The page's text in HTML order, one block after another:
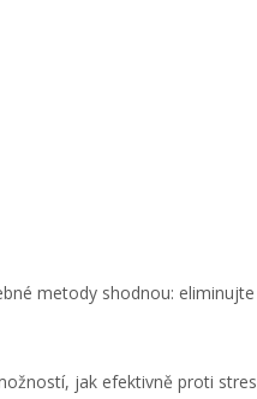
metody shodnou:
jak efektivně proti